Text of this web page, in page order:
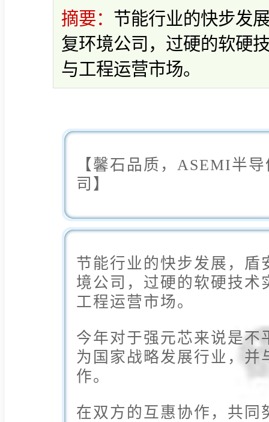
摘要： 节能行业的快步发
复环境公司，过硬的软硬
与工程运营市场。
【馨石品质，ASEMI半
司】
节能行业的快步发展，
境公司，过硬的软硬技
工程运营市场。
今年对于强元芯来说是
为国家战略发展行业，
作。
在双方的互惠协作，共